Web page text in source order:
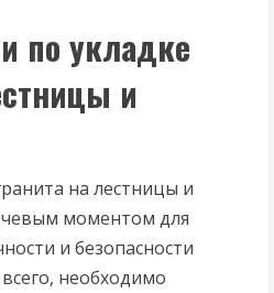
по укладке
и
на лестницы и
моментом для
и безопасности
необходимо